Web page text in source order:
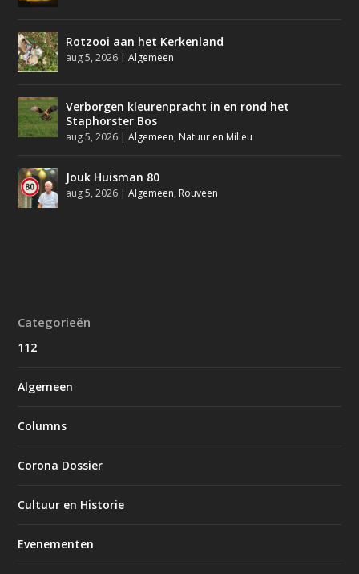
Rotzooi aan het Kerkenland
aug 5, 2026 |Algemeen
Verborgen kleurenpracht in en rond het
Staphorster Bos
aug 5, 2026 |Algemeen, Natuur en Milieu
Jouk Huisman 80
aug 5, 2026 |Algemeen, Rouveen
Categorieën
112
Algemeen
Columns
Corona Dossier
Cultuur en Historie
Evenementen